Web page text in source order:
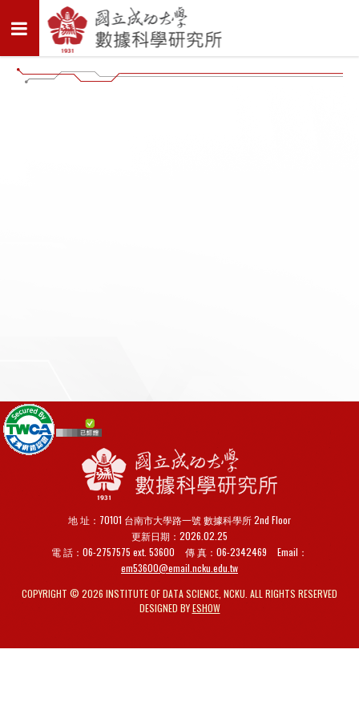
地 址：70101 台南市大學路一號 數據科學所 2nd Floor
更新日期：2026.02.25
電 話：06-2757575 ext. 53600
傳 真： 06-2342469
Email：
em53600@email.ncku.edu.tw
COPYRIGHT © 2026 INSTITUTE OF DATA SCIENCE, NCKU. ALL RIGHTS RESERVED
DESIGNED BYESHOW